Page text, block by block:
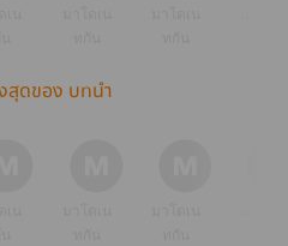
สุดของ บทนำ